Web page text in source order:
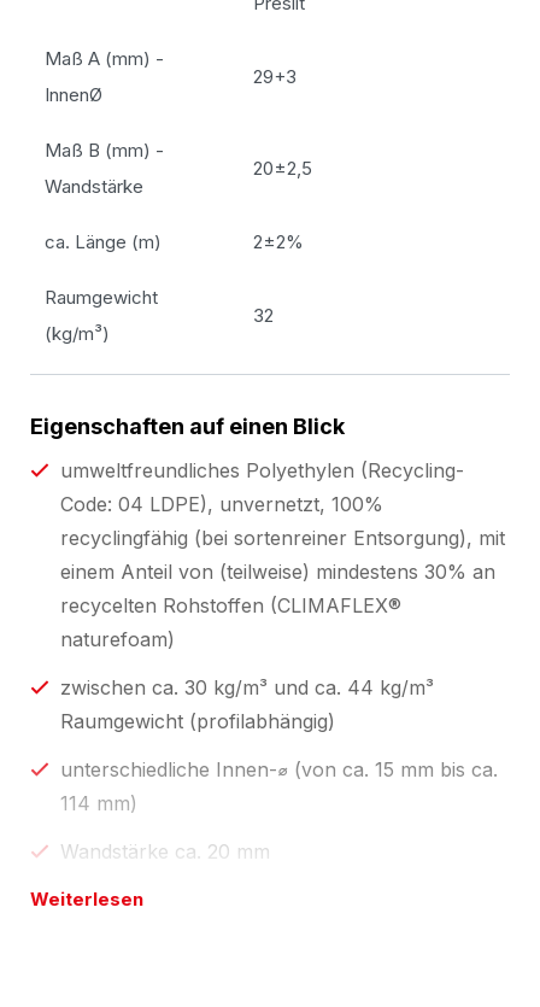
Maß A (mm) -
InnenØ
29+3
Maß B (mm) -
Wandstärke
20±2,5
ca. Länge (m) 2±2%
Raumgewicht
(kg/m³)
32
Eigenschaften auf einen Blick
umweltfreundliches Polyethylen (Recycling-
Code: 04 LDPE), unvernetzt, 100%
recyclingfähig (bei sortenreiner Entsorgung), mit
einem Anteil von (teilweise) mindestens 30% an
recycelten Rohstoffen (CLIMAFLEX®
naturefoam)
zwischen ca. 30 kg/m³ und ca. 44 kg/m³
Raumgewicht (profilabhängig)
unterschiedliche Innen-⌀ (von ca. 15 mm bis ca.
114 mm)
Wandstärke ca. 20 mm
in Ausführung "Preslit" (längs angeschlitzt)
Weiterlesen